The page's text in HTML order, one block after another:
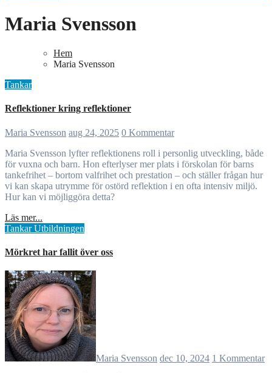
Maria Svensson
Hem
Maria Svensson
Tankar
Reflektioner kring reflektioner
Maria Svensson aug 24, 2025 0 Kommentar
Maria Svensson lyfter reflektionens roll i personlig utveckling, både
för vuxna och barn. Hon efterlyser mer plats i förskolan för barns
tankefrihet – bortom valfrihet och prestation – och ställer frågan hur
vi kan skapa utrymme för ostörd reflektion i en ofta intensiv miljö.
Hur kan vi möjliggöra detta?
Läs mer...
TankarUtbildningen
Mörkret har fallit över oss
Maria Svensson dec 10, 2024 1 Kommentar